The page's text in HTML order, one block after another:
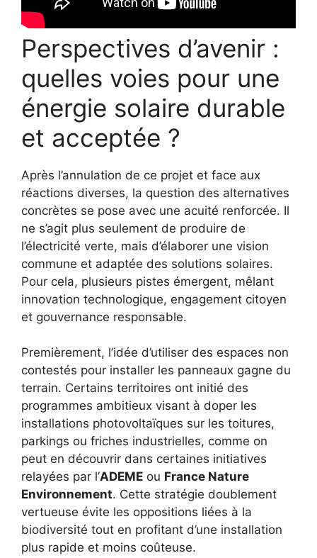
Perspectives d’avenir :
quelles voies pour une
énergie solaire durable
et acceptée ?
Après l’annulation de ce projet et face aux
réactions diverses, la question des alternatives
concrètes se pose avec une acuité renforcée. Il
ne s’agit plus seulement de produire de
l’électricité verte, mais d’élaborer une vision
commune et adaptée des solutions solaires.
Pour cela, plusieurs pistes émergent, mêlant
innovation technologique, engagement citoyen
et gouvernance responsable.
Premièrement, l’idée d’utiliser des espaces non
contestés pour installer les panneaux gagne du
terrain. Certains territoires ont initié des
programmes ambitieux visant à doper les
installations photovoltaïques sur les toitures,
parkings ou friches industrielles, comme on
peut en découvrir dans certaines initiatives
relayées par l’ADEME ou France Nature
Environnement. Cette stratégie doublement
vertueuse évite les oppositions liées à la
biodiversité tout en profitant d’une installation
plus rapide et moins coûteuse.